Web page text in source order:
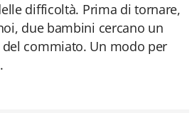
difficoltà. Prima di tornare,
due bambini cercano un
commiato. Un modo per